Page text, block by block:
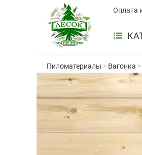
Оплата
Пиломатериалы > Вагонка >